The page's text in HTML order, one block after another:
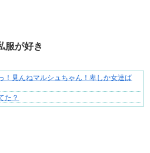
服が好き
ー疑惑か
！見んねマルシュちゃん！卑しか女達ば
た？